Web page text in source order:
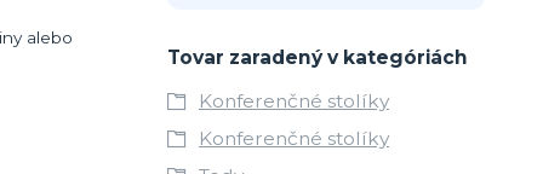
alebo
Tovar zaradený v kategóriách
Konferenčné stolíky
Konferenčné stolíky